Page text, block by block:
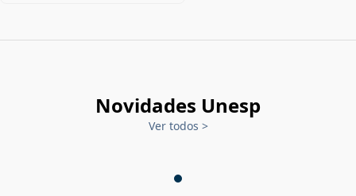
Novidades Unesp
Ver todos >